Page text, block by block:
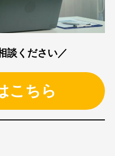
談ください／
こちら